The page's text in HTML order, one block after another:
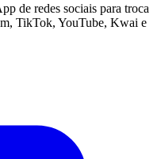
de redes sociais para troca
TikTok, YouTube, Kwai e